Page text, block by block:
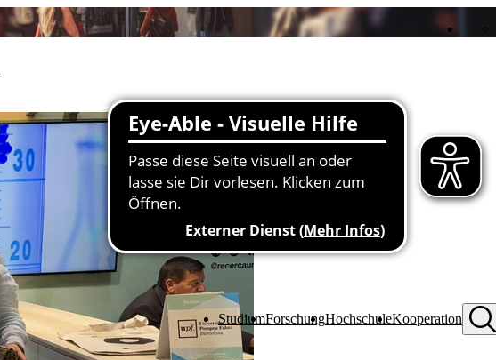
StudiumForschungHochschuleKooperation